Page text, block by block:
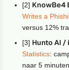
[2] KnowBe4
Writes a
versus 12%
[3] Hunto AI
Statistics:
naar 5 minuten.